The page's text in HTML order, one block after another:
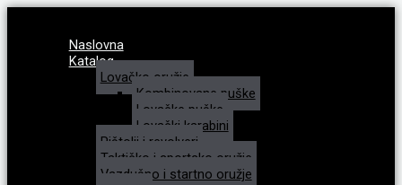
Naslovna
Katalog
Lovačko oružje
Kombinovane puške
Lovačke puške
Lovački karabini
Pištolji i revolveri
Taktičko i sportsko oružje
Vazdušno i startno oružje